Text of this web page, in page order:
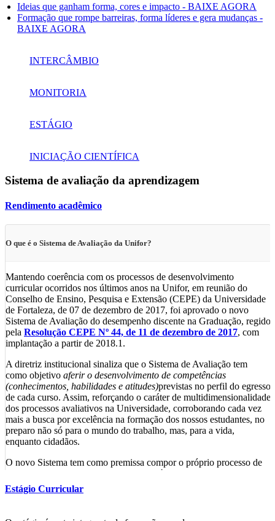
Ideias que ganham forma, cores e impacto - BAIXE AGORA
Formação que rompe barreiras, forma líderes e gera mudanças -
BAIXE AGORA
INTERCÂMBIO
MONITORIA
ESTÁGIO
INICIAÇÃO CIENTÍFICA
Sistema de avaliação da aprendizagem
Rendimento acadêmico
O que é o Sistema de Avaliação da Unifor?
Mantendo coerência com os processos de desenvolvimento
curricular ocorridos nos últimos anos na Unifor, em reunião do
Conselho de Ensino, Pesquisa e Extensão (CEPE) da Universidade
de Fortaleza, de 07 de dezembro de 2017, foi aprovado o novo
Sistema de Avaliação do desempenho discente na Graduação, regido
pela Resolução CEPE Nº 44, de 11 de dezembro de 2017, com
implantação a partir de 2018.1.
A diretriz institucional sinaliza que o Sistema de Avaliação tem
como objetivo aferir o desenvolvimento de competências
(conhecimentos, habilidades e atitudes)previstas no perfil do egresso
de cada curso. Assim, reforçando o caráter de multidimensionalidade
dos processos avaliativos na Universidade, corroborando cada vez
mais a busca por excelência na formação dos nossos estudantes, no
preparo não só para o mundo do trabalho, mas, para a vida,
enquanto cidadãos.
O novo Sistema tem como premissa compor o próprio processo de
meio diagnóstico e certificativo do
desempenho discente, com caráter processual formativo, inclusivo,
contínuo e cumulativo de competências
de formação em complexidade crescente de saberes dentro do
Estágio Curricular